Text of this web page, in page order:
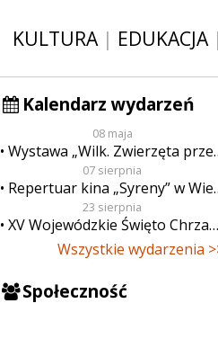
KULTURA| EDUKACJA|
Kalendarz wydarzeń
08 maja
Wystawa „Wilk. Zwierzęta przeklęte”
07 sierpnia
Repertuar kina „Syreny” w Wieluniu w dn. od 7 do 13 sierpnia
23 sierpnia
XV Wojewódzkie Święto Chrzanu
Wszystkie wydarzenia
Społeczność